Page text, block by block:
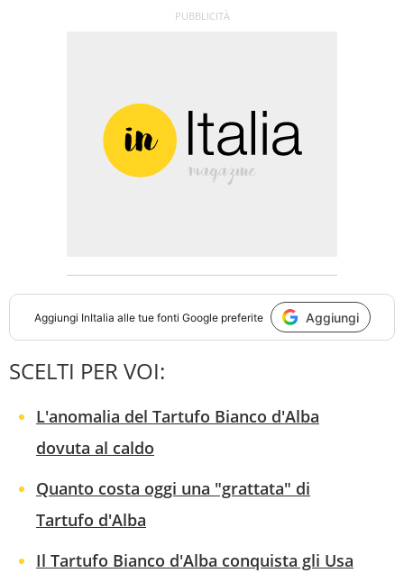
Aggiungi InItalia alle tue fonti Google preferite Aggiungi
SCELTI PER VOI:
L'anomalia del Tartufo Bianco d'Alba
dovuta al caldo
Quanto costa oggi una "grattata" di
Tartufo d'Alba
Il Tartufo Bianco d'Alba conquista gli Usa